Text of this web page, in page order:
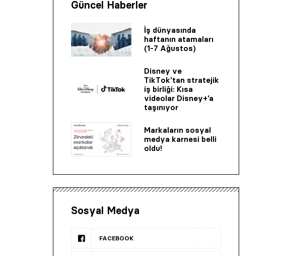
Güncel Haberler
İş dünyasında
haftanın atamaları
(1-7 Ağustos)
Disney ve
TikTok’tan stratejik
iş birliği: Kısa
videolar Disney+’a
taşınıyor
Markaların sosyal
medya karnesi belli
oldu!
Sosyal Medya
FACEBOOK